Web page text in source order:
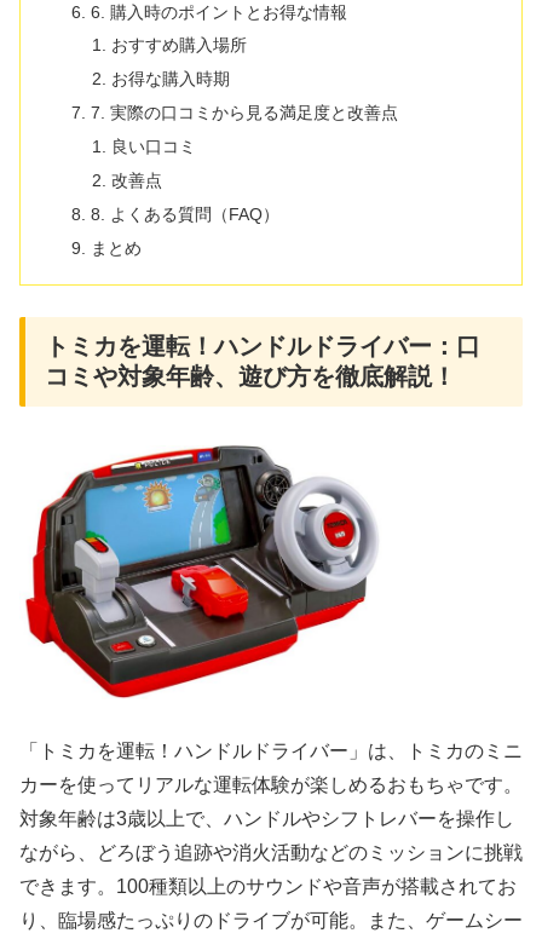
6. 購入時のポイントとお得な情報
おすすめ購入場所
お得な購入時期
7. 実際の口コミから見る満足度と改善点
良い口コミ
改善点
8. よくある質問（FAQ）
まとめ
トミカを運転！ハンドルドライバー：口
コミや対象年齢、遊び方を徹底解説！
「トミカを運転！ハンドルドライバー」は、トミカのミニ
カーを使ってリアルな運転体験が楽しめるおもちゃです。
対象年齢は3歳以上で、ハンドルやシフトレバーを操作し
ながら、どろぼう追跡や消火活動などのミッションに挑戦
できます。100種類以上のサウンドや音声が搭載されてお
り、臨場感たっぷりのドライブが可能。また、ゲームシー